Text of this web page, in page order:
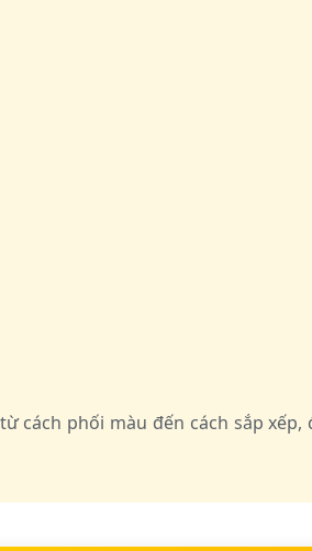
cách phối màu đến cách sắp